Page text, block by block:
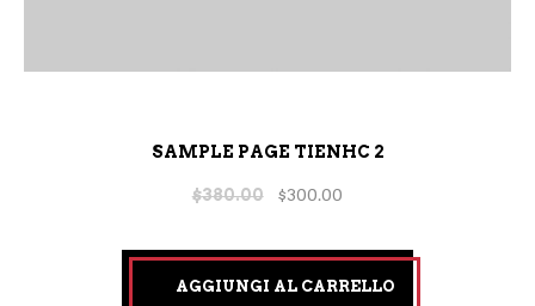
SAMPLE PAGE TIENHC 2
$380.00 $300.00
AGGIUNGI AL CARRELLO